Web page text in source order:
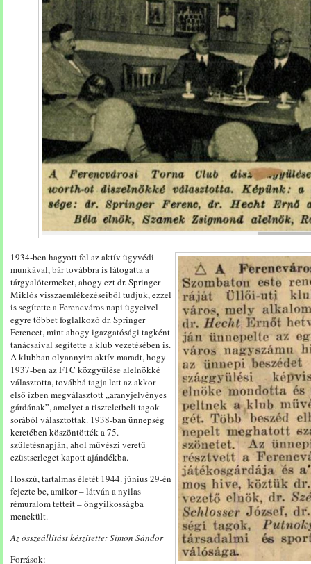
1934-ben hagyott fel az aktív ügyvédi
munkával, bár továbbra is látogatta a
tárgyalótermeket, ahogy ezt dr. Springer
Miklós visszaemlékezéseiből tudjuk, ezzel
is segítette a Ferencváros napi ügyeivel
egyre többet foglalkozó dr. Springer
Ferencet, mint ahogy igazgatósági tagként
tanácsaival segítette a klub vezetésében is.
A klubban olyannyira aktív maradt, hogy
1937-ben az FTC közgyűlése alelnökké
választotta, továbbá tagja lett az akkor
első ízben megválasztott „aranyjelvényes
gárdának”, amelyet a tiszteletbeli tagok
sorából választottak. 1938-ban ünnepség
keretében köszöntötték a 75.
születésnapján, ahol művészi veretű
ezüstserleget kapott ajándékba.
Hosszú, tartalmas életét 1944. június 29-én
fejezte be, amikor – látván a nyilas
rémuralom tetteit – öngyilkosságba
menekült.
Az összeállítást készítette: Simon Sándor
Források: